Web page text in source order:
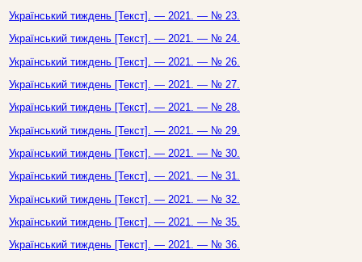
Український тиждень [Текст]. — 2021. — № 23.
Український тиждень [Текст]. — 2021. — № 24.
Український тиждень [Текст]. — 2021. — № 26.
Український тиждень [Текст]. — 2021. — № 27.
Український тиждень [Текст]. — 2021. — № 28.
Український тиждень [Текст]. — 2021. — № 29.
Український тиждень [Текст]. — 2021. — № 30.
Український тиждень [Текст]. — 2021. — № 31.
Український тиждень [Текст]. — 2021. — № 32.
Український тиждень [Текст]. — 2021. — № 35.
Український тиждень [Текст]. — 2021. — № 36.